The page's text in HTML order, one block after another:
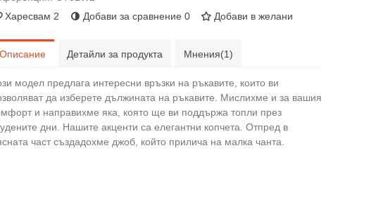
Харесвам 2 Добави за сравнение 0 Добави в желани
Описание Детайли за продукта Мнения(1)
модел предлага интересни връзки на ръкавите, които ви
да изберете дължината на ръкавите. Мислихме и за вашия
и направихме яка, която ще ви поддържа топли през
дни. Нашите акценти са елегантни копчета. Отпред в
част създадохме джоб, който прилича на малка чанта.